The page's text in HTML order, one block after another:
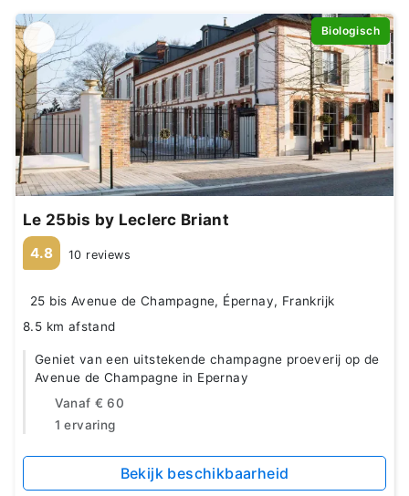
Biologisch
Le 25bis by Leclerc Briant
4.8 10 reviews
25 bis Avenue de Champagne, Épernay, Frankrijk
8.5 km afstand
Geniet van een uitstekende champagne proeverij op de
Avenue de Champagne in Epernay
Vanaf € 60
1 ervaring
Bekijk beschikbaarheid